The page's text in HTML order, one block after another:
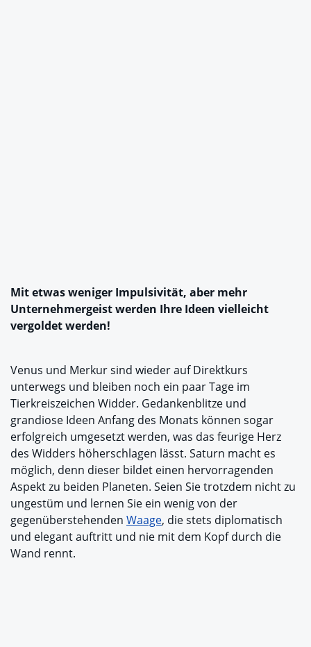
Mit etwas weniger Impulsivität, aber mehr
Unternehmergeist werden Ihre Ideen vielleicht
vergoldet werden!
Venus und Merkur sind wieder auf Direktkurs
unterwegs und bleiben noch ein paar Tage im
Tierkreiszeichen Widder. Gedankenblitze und
grandiose Ideen Anfang des Monats können sogar
erfolgreich umgesetzt werden, was das feurige Herz
des Widders höherschlagen lässt. Saturn macht es
möglich, denn dieser bildet einen hervorragenden
Aspekt zu beiden Planeten. Seien Sie trotzdem nicht zu
ungestüm und lernen Sie ein wenig von der
gegenüberstehenden Waage, die stets diplomatisch
und elegant auftritt und nie mit dem Kopf durch die
Wand rennt.